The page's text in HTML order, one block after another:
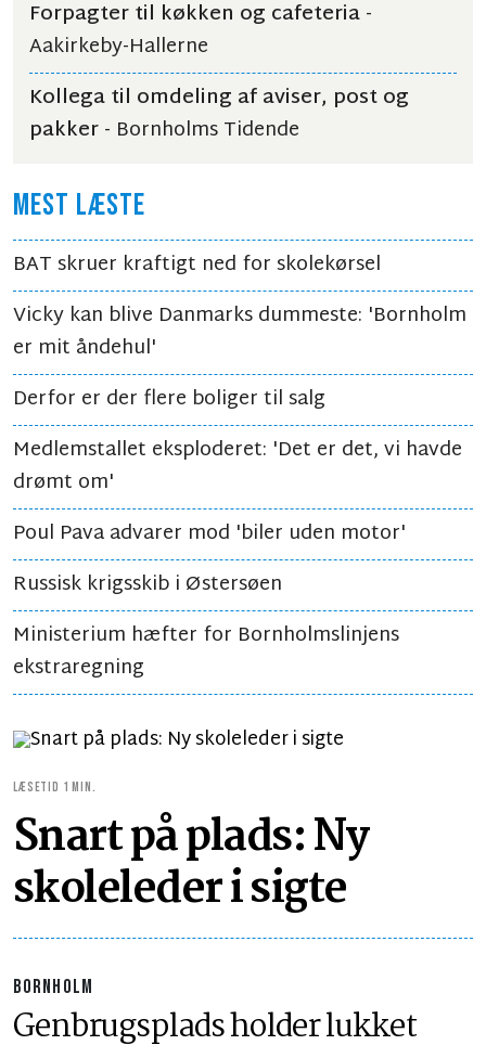
Forpagter til køkken og cafeteria-
Aakirkeby-Hallerne
Kollega til omdeling af aviser, post og
pakker- Bornholms Tidende
MEST LÆSTE
BAT skruer kraftigt ned for skolekørsel
Vicky kan blive Danmarks dummeste: 'Bornholm
er mit åndehul'
Derfor er der flere boliger til salg
Medlemstallet eksploderet: 'Det er det, vi havde
drømt om'
Poul Pava advarer mod 'biler uden motor'
Russisk krigsskib i Østersøen
Ministerium hæfter for Bornholmslinjens
ekstraregning
LÆSETID 1 MIN.
Snart på plads: Ny
skoleleder i sigte
BORNHOLM
Genbrugsplads holder lukket